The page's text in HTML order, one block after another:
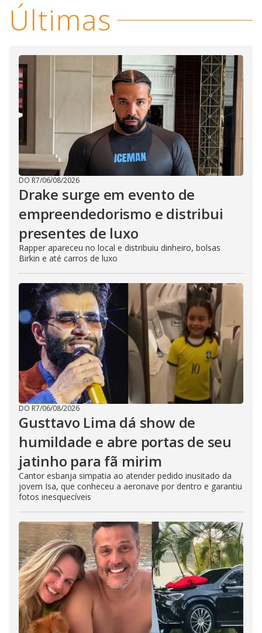
Últimas
DO R7/06/08/2026
Drake surge em evento de
empreendedorismo e distribui
presentes de luxo
Rapper apareceu no local e distribuiu dinheiro, bolsas
Birkin e até carros de luxo
DO R7/06/08/2026
Gusttavo Lima dá show de
humildade e abre portas de seu
jatinho para fã mirim
Cantor esbanja simpatia ao atender pedido inusitado da
jovem Isa, que conheceu a aeronave por dentro e garantiu
fotos inesquecíveis